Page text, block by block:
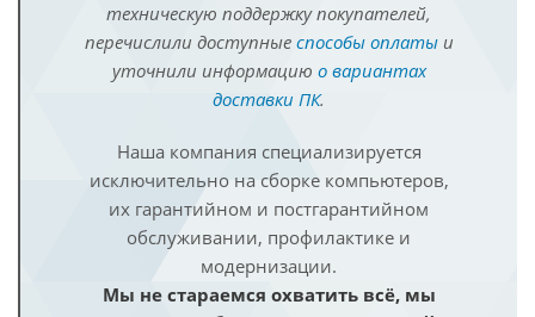
техническую поддержку покупателей,
перечислили доступные способы оплатыи
уточнили информацию о вариантах
доставки ПК.
Наша компания специализируется
исключительно на сборке компьютеров,
их гарантийном и постгарантийном
обслуживании, профилактике и
модернизации.
Мы не стараемся охватить всё, мы